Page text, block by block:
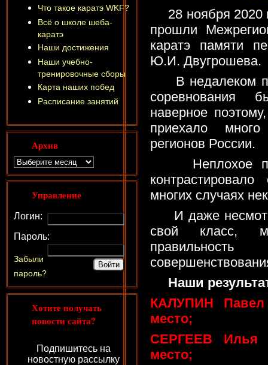
28 ноября 2020
прошли
каратэ памяти
Ю.И. Двугрошева.
В недалеком
соревнования
наверное
приехало
регионов России.
Неплохое
многих случаях
И даже
свой класс,
Наши
КАЛУПИН
место;
СЕРГЕЕВ Илья
место;
Что такое каратэ WKF?
Всё о школе шеба-
каратэ
Наши достижения
Наши учебно-
тренировочные сборы
Карта наших побед
Расписание занятий
Архив
Управление
Логин:
Пароль:
Забыли
пароль?
Хотите получать
новости сайта?
Подпишитесь на
новостную рассылку